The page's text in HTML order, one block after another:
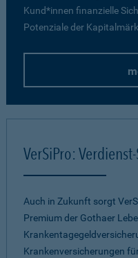
Kund*innen finanzielle
Potenziale der
VerSiPro:
Auch in Zukunft sorgt
Premium der Gothaer
Krankenversicherungen